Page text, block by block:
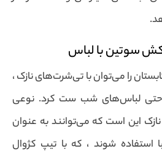
سوتین با لباس
را می‌توان با تی‌شرت‌های نازک ،
حتی لباس‌های شب ست کرد. نوعی
این است که می‌توانند به عنوان
استفاده شوند ، که با تیپ کژوال